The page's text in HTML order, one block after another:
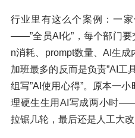
行业里有这么个案例：一
——”全员AI化”，每个部门要
n消耗、prompt数量、AI生
加班最多的反而是负责”AI工
组写”AI使用心得”。原本一
理硬生生用AI写成两小时
拉锯几轮，最后还是人工大改